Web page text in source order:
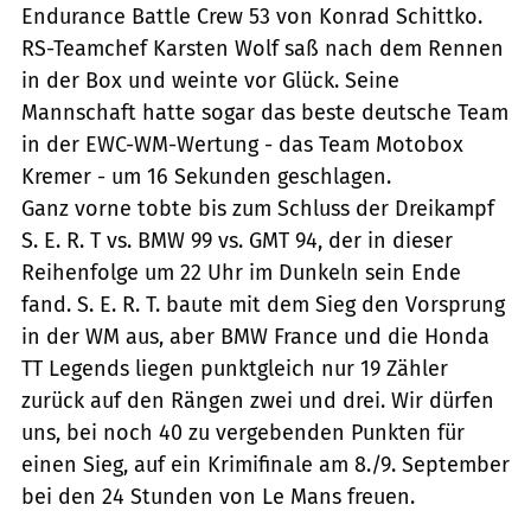
Endurance Battle Crew 53 von Konrad Schittko.
RS-Teamchef Karsten Wolf saß nach dem Rennen
in der Box und weinte vor Glück. Seine
Mannschaft hatte sogar das beste deutsche Team
in der EWC-WM-Wertung - das Team Motobox
Kremer - um 16 Sekunden geschlagen.
Ganz vorne tobte bis zum Schluss der Dreikampf
S. E. R. T vs. BMW 99 vs. GMT 94, der in dieser
Reihenfolge um 22 Uhr im Dunkeln sein Ende
fand. S. E. R. T. baute mit dem Sieg den Vorsprung
in der WM aus, aber BMW France und die Honda
TT Legends liegen punktgleich nur 19 Zähler
zurück auf den Rängen zwei und drei. Wir dürfen
uns, bei noch 40 zu vergebenden Punkten für
einen Sieg, auf ein Krimifinale am 8./9. September
bei den 24 Stunden von Le Mans freuen.